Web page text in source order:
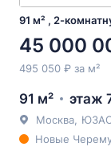
91 м² , 2-
45 000
495 050 ₽ за м²
91 м² этаж
Москва
Новые